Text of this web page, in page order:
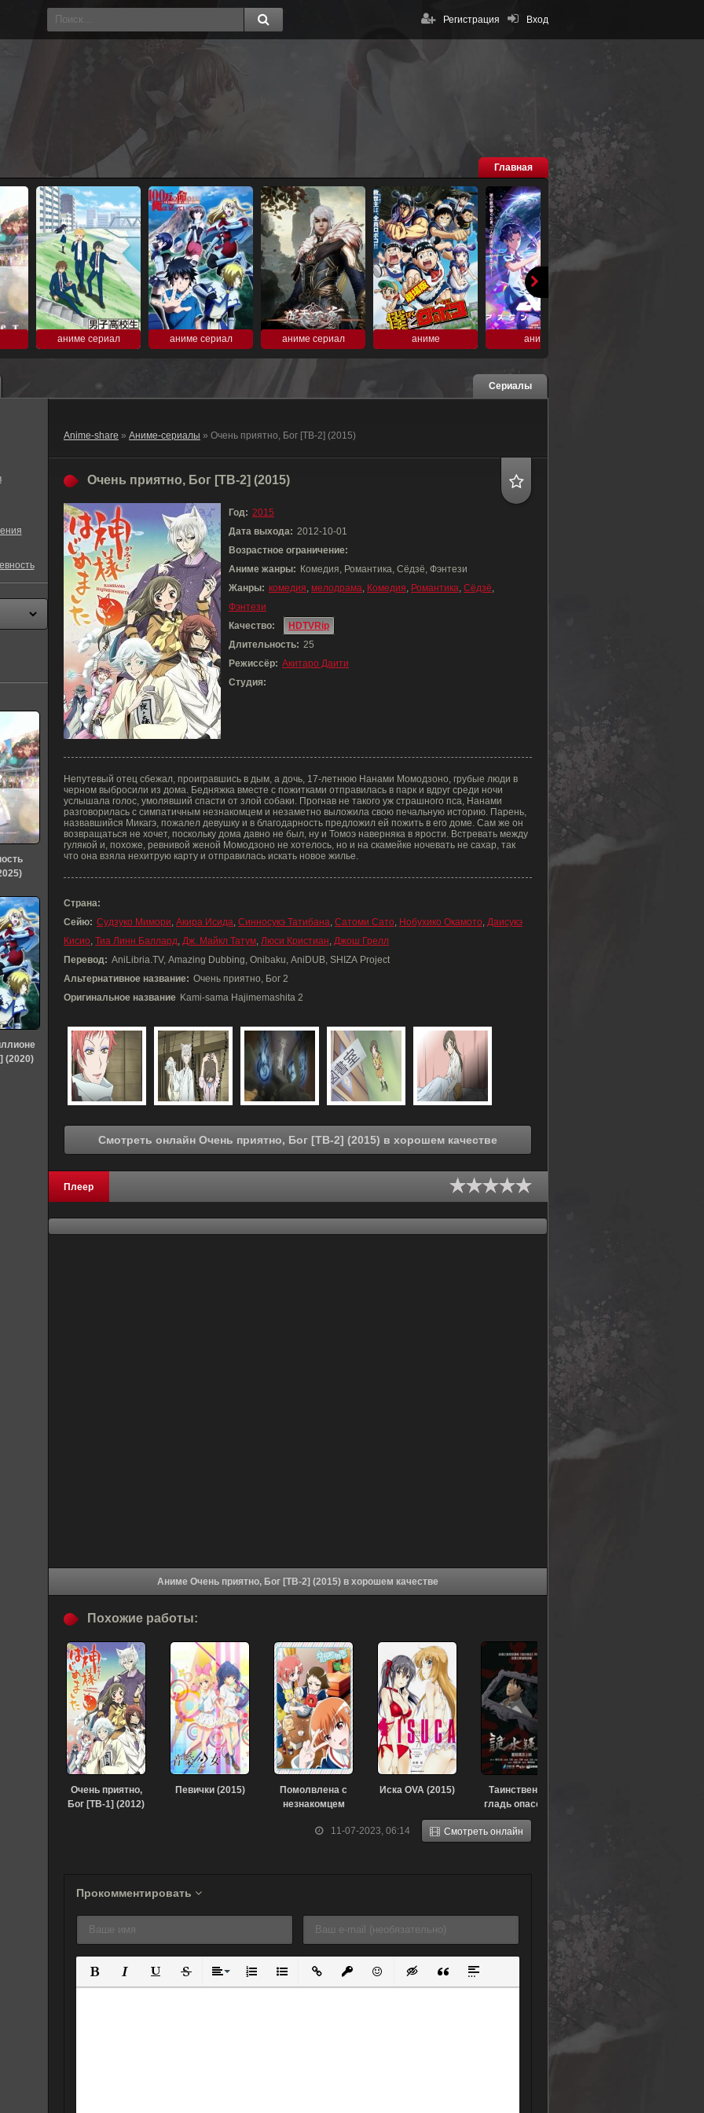
Вход
Регистрация
Главная
аниме сериал аниме сериал аниме сериал аниме аниме
Сериалы
Anime-share » Аниме-сериалы » Очень приятно, Бог [ТВ-2] (2015)
Очень приятно, Бог [ТВ-2] (2015)
Год: 2015
Дата выхода: 2012-10-01
Возрастное ограничение:
Аниме жанры: Комедия, Романтика, Сёдзё, Фэнтези
Жанры: комедия, мелодрама, Комедия, Романтика, Сёдзё,
Фэнтези
Качество:
HDTVRip
Длительность: 25
Режиссёр: Акитаро Даити
Студия:
Непутевый отец сбежал, проигравшись в дым, а дочь, 17-летнюю Нанами Момодзоно, грубые люди в
черном выбросили из дома. Бедняжка вместе с пожитками отправилась в парк и вдруг среди ночи
услышала голос, умолявший спасти от злой собаки. Прогнав не такого уж страшного пса, Нанами
разговорилась с симпатичным незнакомцем и незаметно выложила свою печальную историю. Парень,
назвавшийся Микагэ, пожалел девушку и в благодарность предложил ей пожить в его доме. Сам же он
возвращаться не хочет, поскольку дома давно не был, ну и Томоэ наверняка в ярости. Встревать между
гулякой и, похоже, ревнивой женой Момодзоно не хотелось, но и на скамейке ночевать не сахар, так
что она взяла нехитрую карту и отправилась искать новое жилье.
Страна:
Сейю: Судзуко Мимори, Акира Исида, Синносукэ Татибана, Сатоми Сато, Нобухико Окамото, Даисукэ
Кисио, Тиа Линн Баллард, Дж. Майкл Татум, Люси Кристиан, Джош Грелл
Перевод: AniLibria.TV, Amazing Dubbing, Onibaku, AniDUB, SHIZA Project
Альтернативное название: Очень приятно, Бог 2
Оригинальное название Kami-sama Hajimemashita 2
Смотреть онлайн Очень приятно, Бог [ТВ-2] (2015) в хорошем качестве
Плеер
Аниме Очень приятно, Бог [ТВ-2] (2015) в хорошем качестве
11-07-2023, 06:14 Смотреть онлайн
Похожие работы:
Очень приятно,
Бог [ТВ-1] (2012)
Певички (2015)
Помолвлена с
незнакомцем
Иска OVA (2015)
Таинственная
гладь опасений
(2015)
Прокомментировать
Полужирный
КурсивПодчеркнутый
ЗачеркнутыйВыравнивание
Нумерованный список
Маркированный список
Вставить ссылку
Вставить защищенную ссылку
Вставить смайлик
Вставка скрытого текста
Вставка цитаты
Вставка спойлера
(2020)